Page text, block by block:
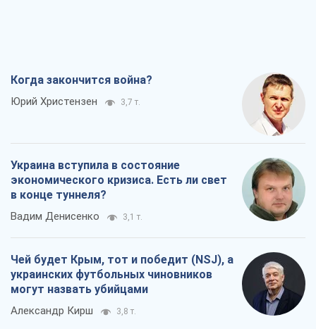
Когда закончится война?
Юрий Христензен 3,7 т.
Украина вступила в состояние
экономического кризиса. Есть ли свет
в конце туннеля?
Вадим Денисенко 3,1 т.
Чей будет Крым, тот и победит (NSJ), а
украинских футбольных чиновников
могут назвать убийцами
Александр Кирш 3,8 т.